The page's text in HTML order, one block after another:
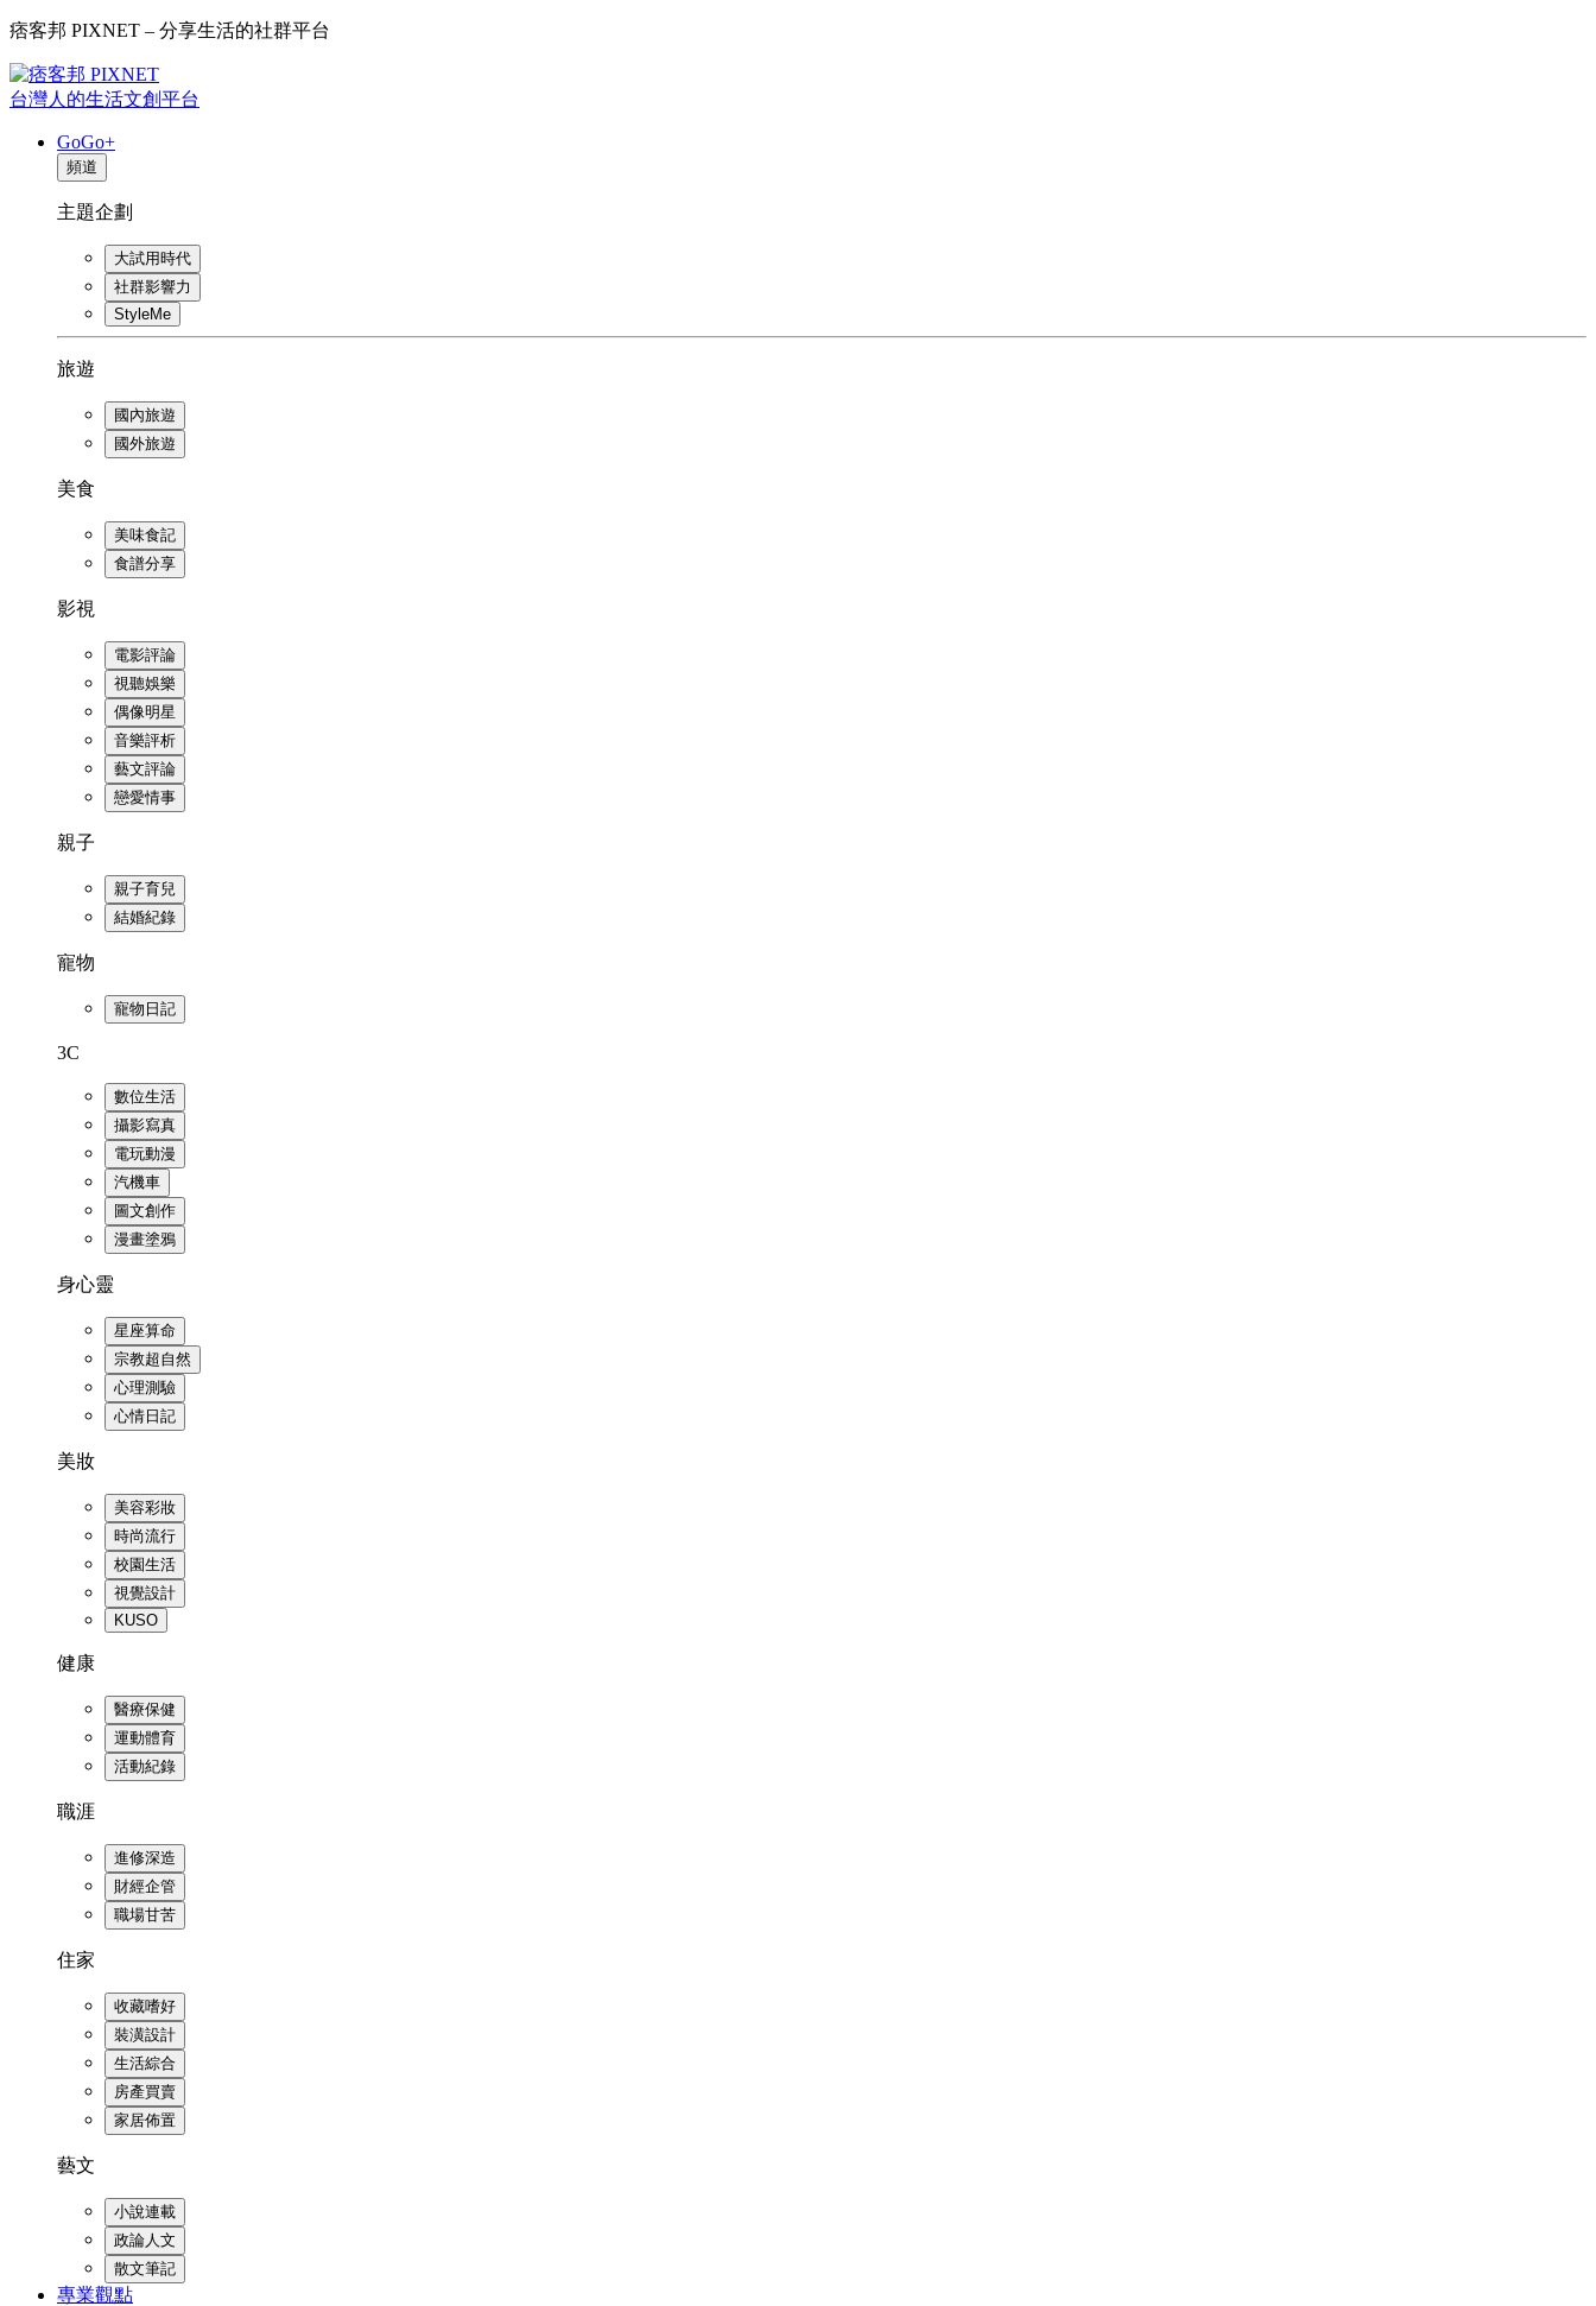
痞客邦 PIXNET – 分享生活的社群平台
台灣人的生活文創平台
GoGo+
頻道
主題企劃
大試用時代
社群影響力
StyleMe
旅遊
國內旅遊
國外旅遊
美食
美味食記
食譜分享
影視
電影評論
視聽娛樂
偶像明星
音樂評析
藝文評論
戀愛情事
親子
親子育兒
結婚紀錄
寵物
寵物日記
3C
數位生活
攝影寫真
電玩動漫
汽機車
圖文創作
漫畫塗鴉
身心靈
星座算命
宗教超自然
心理測驗
心情日記
美妝
美容彩妝
時尚流行
校園生活
視覺設計
KUSO
健康
醫療保健
運動體育
活動紀錄
職涯
進修深造
財經企管
職場甘苦
住家
收藏嗜好
裝潢設計
生活綜合
房產買賣
家居佈置
藝文
小說連載
政論人文
散文筆記
專業觀點